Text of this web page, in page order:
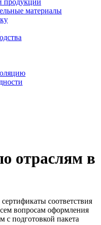
продукции
материалы
отраслям в
соответствия
вопросам оформления
подготовкой пакета